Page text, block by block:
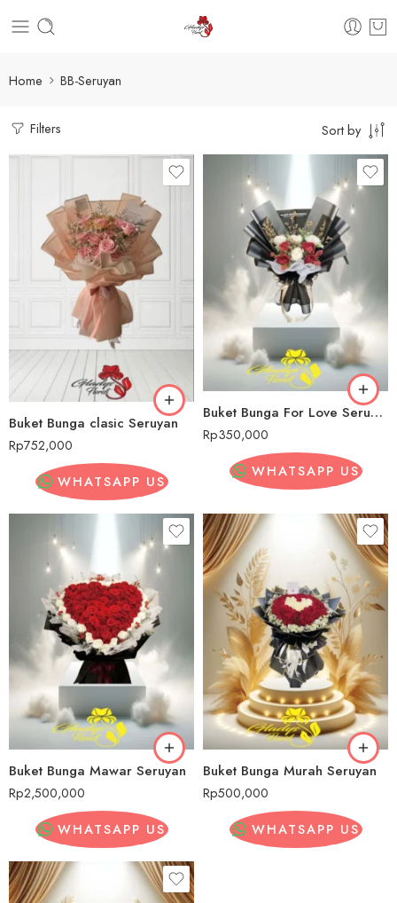
Home BB-Seruyan
Filters Sort by
Buket Bunga clasic Seruyan
Rp752,000
WHATSAPP US
Buket Bunga For Love Seruyan
Rp350,000
WHATSAPP US
Buket Bunga Mawar Seruyan
Rp2,500,000
WHATSAPP US
Buket Bunga Murah Seruyan
Rp500,000
WHATSAPP US